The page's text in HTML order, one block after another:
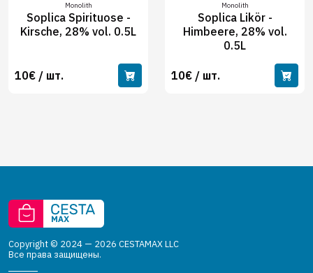
Monolith
Soplica Spirituose -
Kirsche, 28% vol. 0.5L
10€ / шт.
Monolith
Soplica Likör -
Himbeere, 28% vol.
0.5L
10€ / шт.
Copyright © 2024 — 2026 CESTAMAX LLC
Все права защищены.